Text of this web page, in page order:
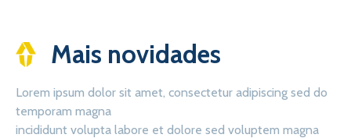
Mais novidades
Lorem ipsum dolor sit amet, consectetur adipiscing sed do
temporam magna
incididunt volupta labore et dolore sed voluptem magna